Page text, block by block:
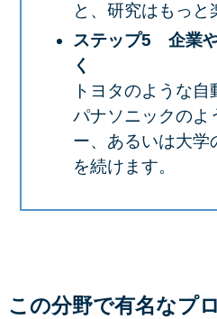
と、研究はもっと
ステップ5 企業
く
トヨタのような自
パナソニックのよ
ー、あるいは大学
を続けます。
この分野で有名なプ